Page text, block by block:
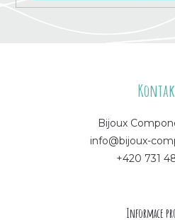
Bijoux
info@bijoux-
+420 731
Informace